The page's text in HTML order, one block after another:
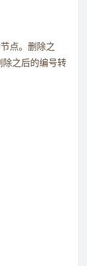
点。删除之
除之后的编号转